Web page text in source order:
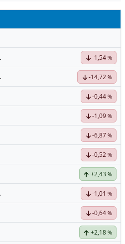
-1,54 %
-14,72 %
-0,44 %
-1,09 %
-6,87 %
-0,52 %
+2,43 %
-1,01 %
-0,64 %
+2,18 %